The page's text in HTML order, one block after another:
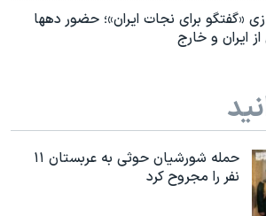
«گفتگو برای نجات ایران»؛ حضور دهها
ایران و خارج
حمله شورشیان حوثی به عربستان ۱۱
نفر را مجروح کرد